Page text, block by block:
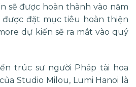
sẽ được hoàn thành vào năm
được đặt mục tiêu hoàn thiện
dự kiến sẽ ra mắt vào quý
trúc sư người Pháp tài hoa
Studio Milou, Lumi Hanoi là